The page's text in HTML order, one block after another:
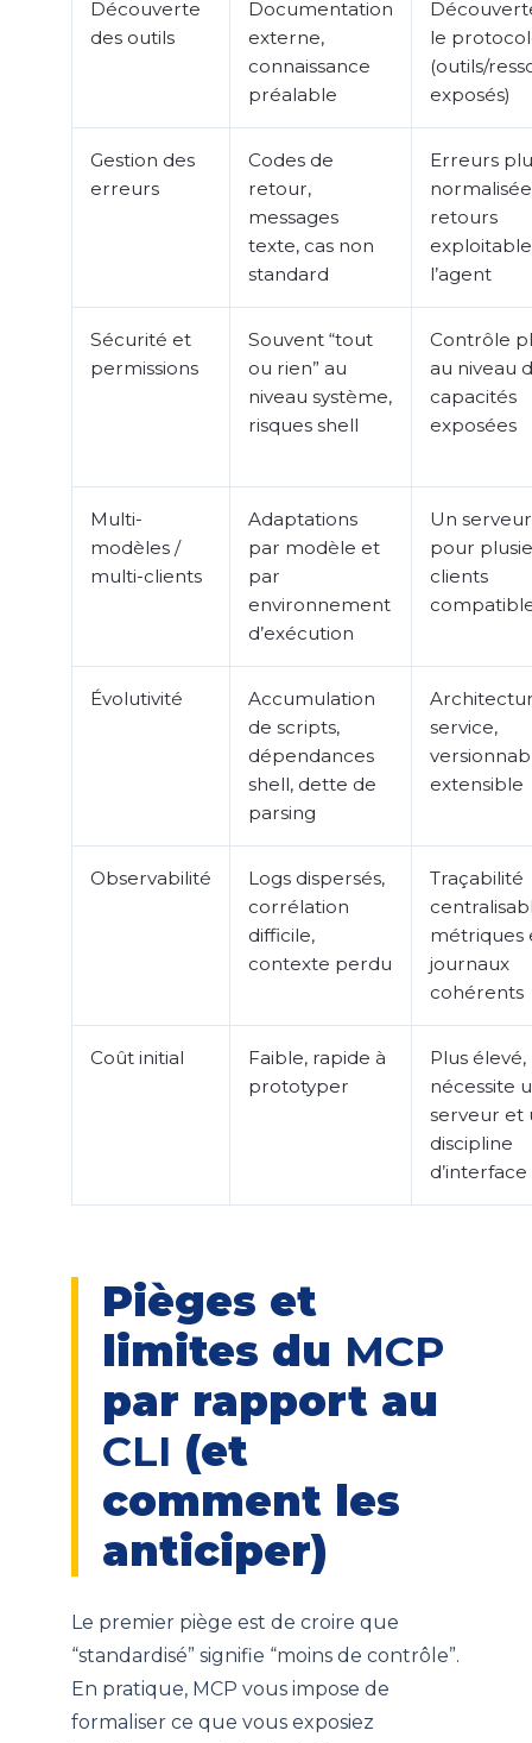
Découverte
des outils
Documentation
externe,
connaissance
préalable
le
(outils/
exposés)
Gestion des
erreurs
Codes de
retour,
messages
texte, cas non
standard
Erreurs
retours
l’agent
Sécurité et
permissions
Souvent “tout
ou rien” au
niveau système,
risques shell
Contrôle
au niveau
capacités
exposées
Multi-
modèles /
multi-clients
Adaptations
par modèle et
par
environnement
d’exécution
Un
pour
clients
Évolutivité
Accumulation
de scripts,
dépendances
shell, dette de
parsing
service,
extensible
Observabilité
Logs dispersés,
corrélation
difficile,
contexte perdu
Traçabilité
métriques
journaux
cohérents
Coût initial
Faible, rapide à
prototyper
Plus élevé,
nécessite
serveur et
discipline
d’interface
Pièges et
limites du MCP
par rapport au
CLI (et
comment les
anticiper)
Le premier piège est de croire que
“standardisé” signifie “moins de contrôle”.
En pratique, MCP vous impose de
formaliser ce que vous exposiez